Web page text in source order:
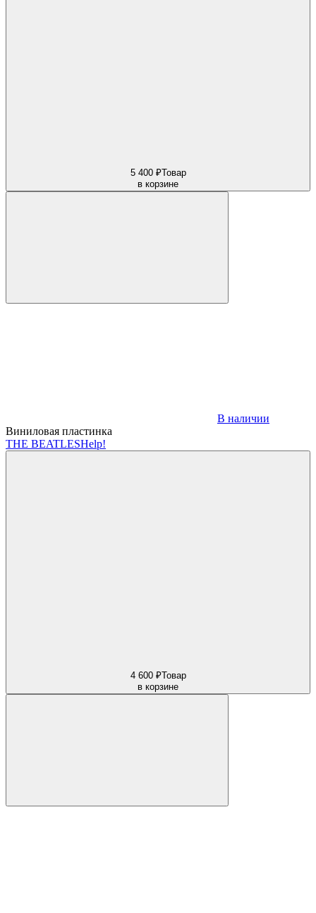
5 400 ₽Товар
в корзине
В наличии
Виниловая пластинка
THE BEATLESHelp!
4 600 ₽Товар
в корзине